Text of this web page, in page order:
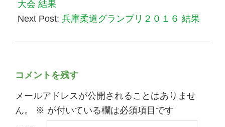
02
大会 結果
Next Post: 兵庫柔道グランプリ２０１６ 結果
コメントを残す
メールアドレスが公開されることはありませ
ん。
※ が付いている欄は必須項目です